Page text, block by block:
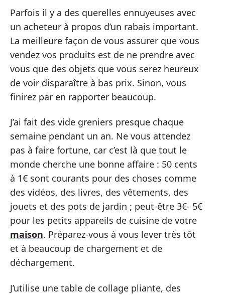
Parfois il y a des querelles ennuyeuses avec
un acheteur à propos d’un rabais important.
La meilleure façon de vous assurer que vous
vendez vos produits est de ne prendre avec
vous que des objets que vous serez heureux
de voir disparaître à bas prix. Sinon, vous
finirez par en rapporter beaucoup.
J’ai fait des vide greniers presque chaque
semaine pendant un an. Ne vous attendez
pas à faire fortune, car c’est là que tout le
monde cherche une bonne affaire : 50 cents
à 1€ sont courants pour des choses comme
des vidéos, des livres, des vêtements, des
jouets et des pots de jardin ; peut-être 3€- 5€
pour les petits appareils de cuisine de votre
maison. Préparez-vous à vous lever très tôt
et à beaucoup de chargement et de
déchargement.
J’utilise une table de collage pliante, des